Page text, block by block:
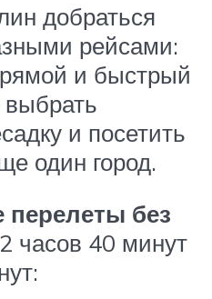
добраться
рейсами:
и быстрый
и посетить
один город.
без
часов 40 минут